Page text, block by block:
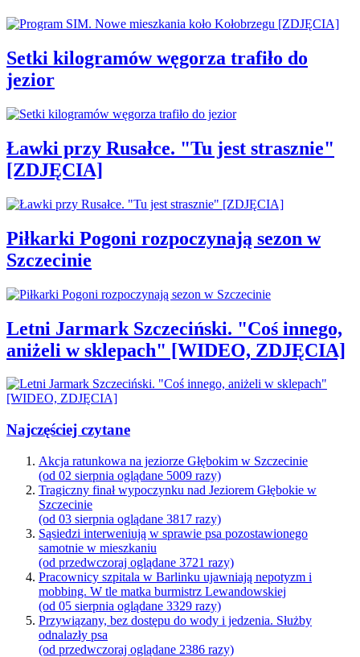
Setki kilogramów węgorza trafiło do
jezior
Ławki przy Rusałce. "Tu jest strasznie"
[ZDJĘCIA]
Piłkarki Pogoni rozpoczynają sezon w
Szczecinie
Letni Jarmark Szczeciński. "Coś innego,
aniżeli w sklepach" [WIDEO, ZDJĘCIA]
Najczęściej czytane
Akcja ratunkowa na jeziorze Głębokim w Szczecinie
(od 02 sierpnia oglądane 5009 razy)
Tragiczny finał wypoczynku nad Jeziorem Głębokie w
Szczecinie
(od 03 sierpnia oglądane 3817 razy)
Sąsiedzi interweniują w sprawie psa pozostawionego
samotnie w mieszkaniu
(od przedwczoraj oglądane 3721 razy)
Pracownicy szpitala w Barlinku ujawniają nepotyzm i
mobbing. W tle matka burmistrz Lewandowskiej
(od 05 sierpnia oglądane 3329 razy)
Przywiązany, bez dostępu do wody i jedzenia. Służby
odnalazły psa
(od przedwczoraj oglądane 2386 razy)